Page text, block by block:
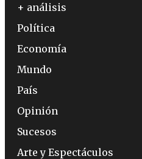
+ análisis
Política
Economía
Mundo
País
Opinión
Sucesos
Arte y Espectáculos